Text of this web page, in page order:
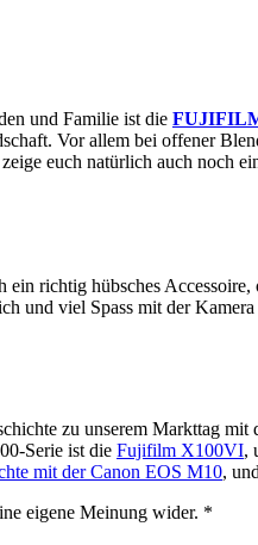
und Familie ist die
Vor allem bei offener
euch natürlich auch noch
richtig hübsches
und viel Spass mit der
zu unserem Markttag
Serie ist die Fujifilm X100VI,
mit der Canon EOS M10,
eigene Meinung wider. *